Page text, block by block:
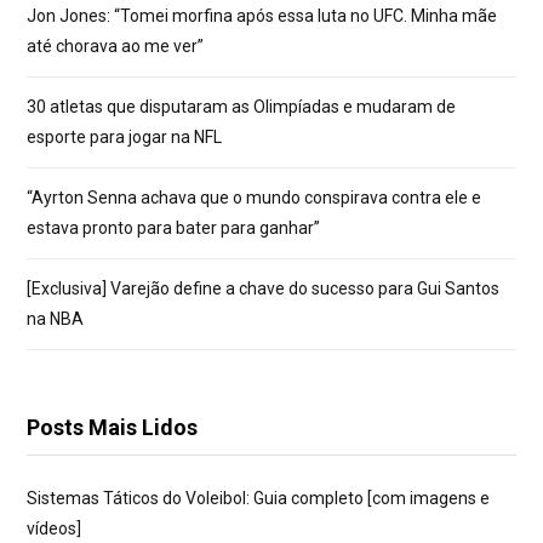
Jon Jones: “Tomei morfina após essa luta no UFC. Minha mãe
até chorava ao me ver”
30 atletas que disputaram as Olimpíadas e mudaram de
esporte para jogar na NFL
“Ayrton Senna achava que o mundo conspirava contra ele e
estava pronto para bater para ganhar”
[Exclusiva] Varejão define a chave do sucesso para Gui Santos
na NBA
Posts Mais Lidos
Sistemas Táticos do Voleibol: Guia completo [com imagens e
vídeos]